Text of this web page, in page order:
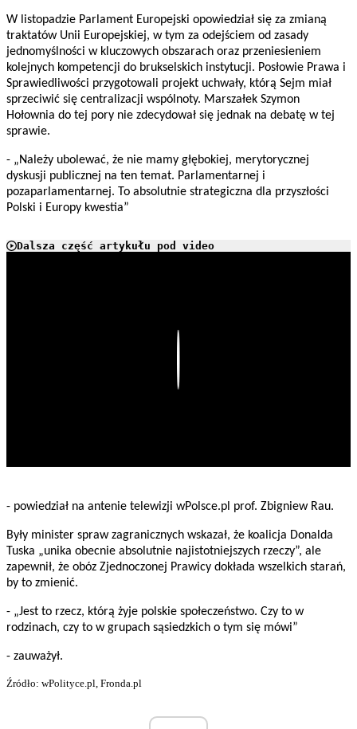
W listopadzie Parlament Europejski opowiedział się za zmianą
traktatów Unii Europejskiej, w tym za odejściem od zasady
jednomyślności w kluczowych obszarach oraz przeniesieniem
kolejnych kompetencji do brukselskich instytucji. Posłowie Prawa i
Sprawiedliwości przygotowali projekt uchwały, którą Sejm miał
sprzeciwić się centralizacji wspólnoty. Marszałek Szymon
Hołownia do tej pory nie zdecydował się jednak na debatę w tej
sprawie.
- „Należy ubolewać, że nie mamy głębokiej, merytorycznej
dyskusji publicznej na ten temat. Parlamentarnej i
pozaparlamentarnej. To absolutnie strategiczna dla przyszłości
Polski i Europy kwestia”
Dalsza część artykułu pod video
- powiedział na antenie telewizji wPolsce.pl prof. Zbigniew Rau.
Były minister spraw zagranicznych wskazał, że koalicja Donalda
Tuska „unika obecnie absolutnie najistotniejszych rzeczy”, ale
zapewnił, że obóz Zjednoczonej Prawicy dokłada wszelkich starań,
by to zmienić.
- „Jest to rzecz, którą żyje polskie społeczeństwo. Czy to w
rodzinach, czy to w grupach sąsiedzkich o tym się mówi”
- zauważył.
Źródło: wPolityce.pl, Fronda.pl